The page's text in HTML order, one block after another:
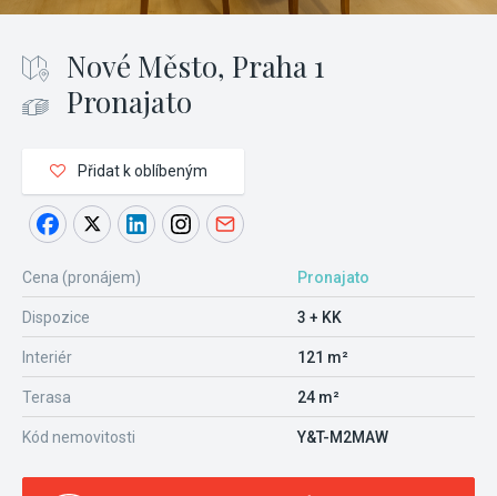
Nové Město, Praha 1
Pronajato
Přidat k oblíbeným
Cena (pronájem) Pronajato
Dispozice 3 + KK
Interiér 121 m²
Terasa 24 m²
Kód nemovitosti Y&T-M2MAW